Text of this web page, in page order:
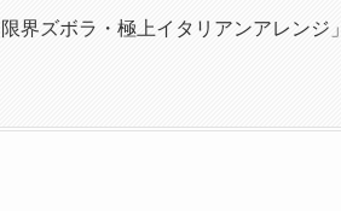
界ズボラ・極上イタリアンアレンジ」